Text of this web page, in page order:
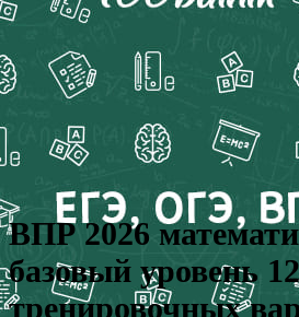
ВПР 2026
базовый уровень
тренировочных